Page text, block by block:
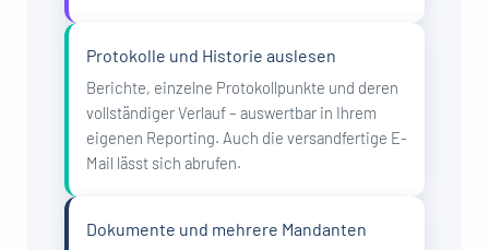
Protokolle und Historie auslesen
Berichte, einzelne Protokollpunkte und deren
vollständiger Verlauf – auswertbar in Ihrem
eigenen Reporting. Auch die versandfertige E-
Mail lässt sich abrufen.
Dokumente und mehrere Mandanten